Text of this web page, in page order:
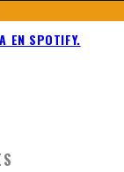
EN SPOTIFY.